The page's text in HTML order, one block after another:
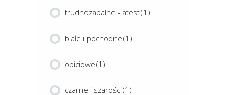
trudnozapalne - atest(1)
białe i pochodne(1)
obiciowe(1)
czarne i szarości(1)